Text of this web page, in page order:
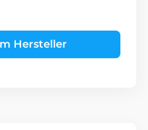
Hersteller